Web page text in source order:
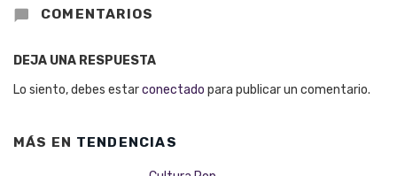
COMENTARIOS
DEJA UNA RESPUESTA
Lo siento, debes estarconectado para publicar un comentario.
MÁS EN TENDENCIAS